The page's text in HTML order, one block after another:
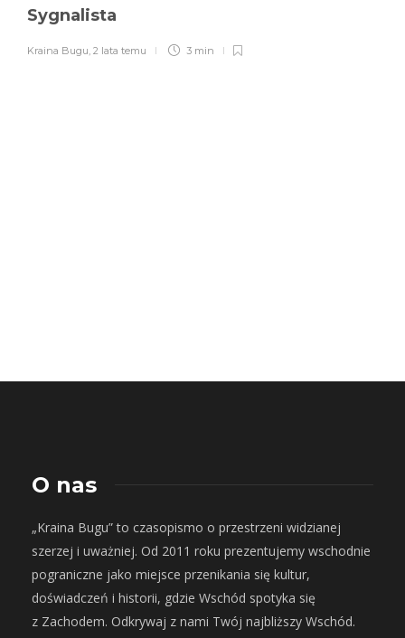
Sygnalista
Kraina Bugu, 2 lata temu 3 min
O nas
„Kraina Bugu” to czasopismo o przestrzeni widzianej
szerzej i uważniej. Od 2011 roku prezentujemy wschodnie
pograniczne jako miejsce przenikania się kultur,
doświadczeń i historii, gdzie Wschód spotyka się
z Zachodem. Odkrywaj z nami Twój najbliższy Wschód.